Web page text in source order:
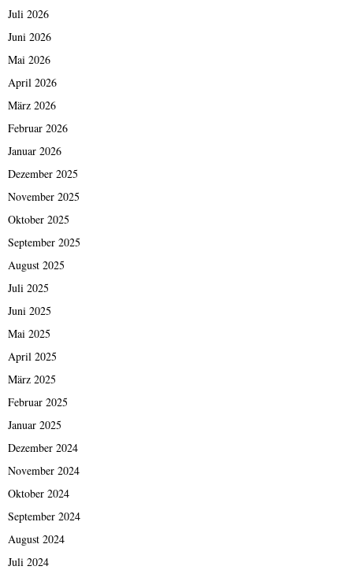
Juli 2026
Juni 2026
Mai 2026
April 2026
März 2026
Februar 2026
Januar 2026
Dezember 2025
November 2025
Oktober 2025
September 2025
August 2025
Juli 2025
Juni 2025
Mai 2025
April 2025
März 2025
Februar 2025
Januar 2025
Dezember 2024
November 2024
Oktober 2024
September 2024
August 2024
Juli 2024